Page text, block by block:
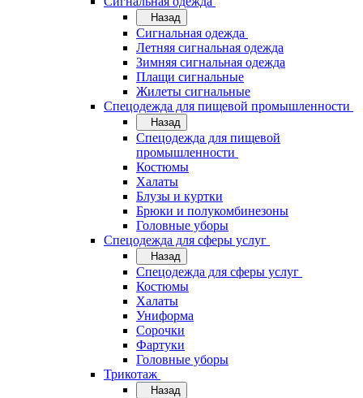
Назад
Сигнальная одежда
Летняя сигнальная одежда
Зимняя сигнальная одежда
Плащи сигнальные
Жилеты сигнальные
Спецодежда для пищевой промышленности
Назад
Спецодежда для пищевой
промышленности
Костюмы
Халаты
Блузы и куртки
Брюки и полукомбинезоны
Головные уборы
Спецодежда для сферы услуг
Назад
Спецодежда для сферы услуг
Костюмы
Халаты
Униформа
Сорочки
Фартуки
Головные уборы
Трикотаж
Назад